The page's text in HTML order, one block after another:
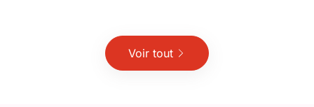
Voir tout